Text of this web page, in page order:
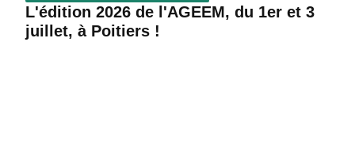
L'édition 2026 de l'AGEEM, du 1er et 3
juillet, à Poitiers !